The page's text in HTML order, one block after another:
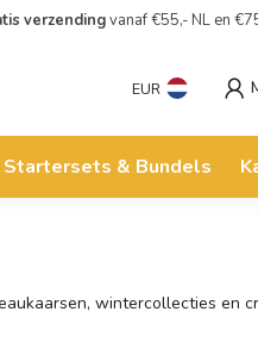
verzendingvanaf €55,- NL en
EUR
Startersets & Bundels
wintercollecties en